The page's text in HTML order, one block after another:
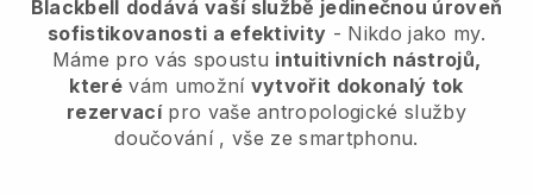
Blackbell dodává vaší službě jedinečnou úroveň
sofistikovanosti a efektivity - Nikdo jako my.
Máme pro vás spoustu intuitivních nástrojů,
které vám umožní vytvořit dokonalý tok
rezervací pro vaše antropologické služby
doučování, vše ze smartphonu.